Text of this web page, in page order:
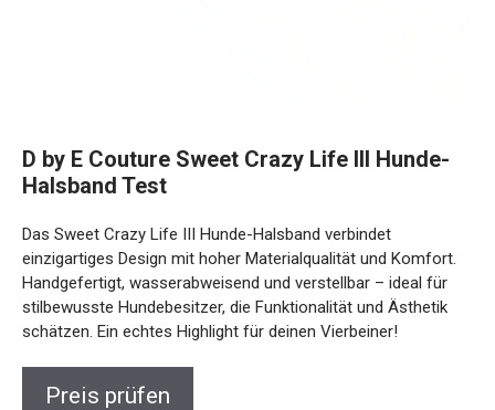
D by E Couture Sweet Crazy Life III Hunde-
Halsband Test
Das Sweet Crazy Life III Hunde-Halsband verbindet
einzigartiges Design mit hoher Materialqualität und Komfort.
Handgefertigt, wasserabweisend und verstellbar – ideal für
stilbewusste Hundebesitzer, die Funktionalität und Ästhetik
schätzen. Ein echtes Highlight für deinen Vierbeiner!
Preis prüfen